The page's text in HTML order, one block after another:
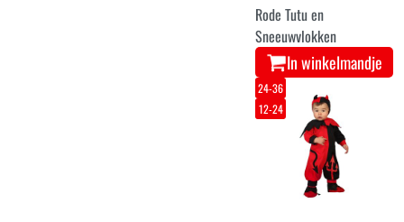
Rode Tutu en
Sneeuwvlokken
In winkelmandje
24-36
12-24